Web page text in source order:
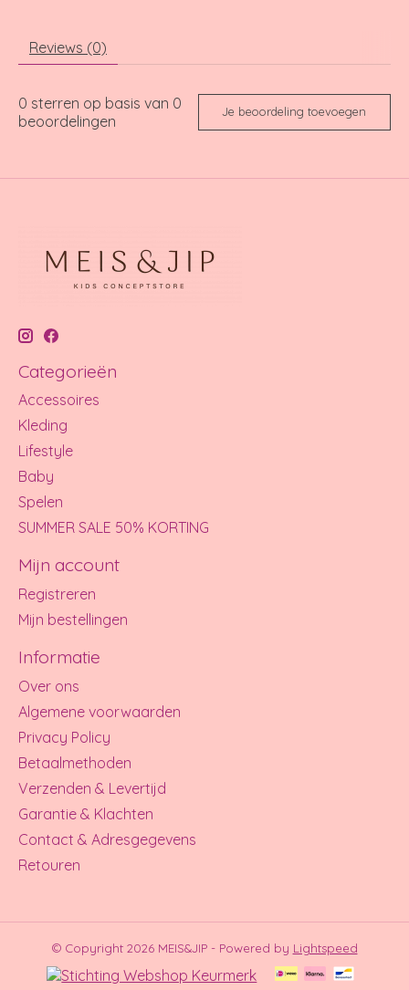
Reviews (0)
0 sterren op basis van 0
beoordelingen
Je beoordeling toevoegen
Categorieën
Accessoires
Kleding
Lifestyle
Baby
Spelen
SUMMER SALE 50% KORTING
Mijn account
Registreren
Mijn bestellingen
Informatie
Over ons
Algemene voorwaarden
Privacy Policy
Betaalmethoden
Verzenden & Levertijd
Garantie & Klachten
Contact & Adresgegevens
Retouren
© Copyright 2026 MEIS&JIP - Powered by Lightspeed